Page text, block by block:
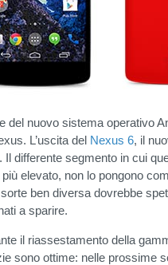
del nuovo sistema operativo
L’uscita del Nexus 6, il
Il differente segmento in cui
elevato, non lo pongono
ben diversa dovrebbe
a sparire.
il riassestamento della
sono ottime: nelle prossime